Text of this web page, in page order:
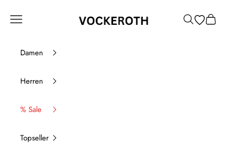
Vockeroth Onlineshop
Menü Suchen
Damen
Herren
% Sale
Topseller